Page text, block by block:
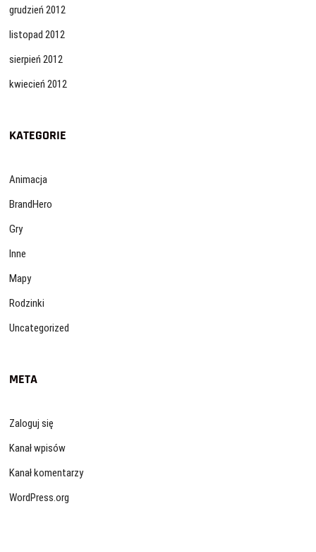
grudzień 2012
listopad 2012
sierpień 2012
kwiecień 2012
KATEGORIE
Animacja
BrandHero
Gry
Inne
Mapy
Rodzinki
Uncategorized
META
Zaloguj się
Kanał wpisów
Kanał komentarzy
WordPress.org